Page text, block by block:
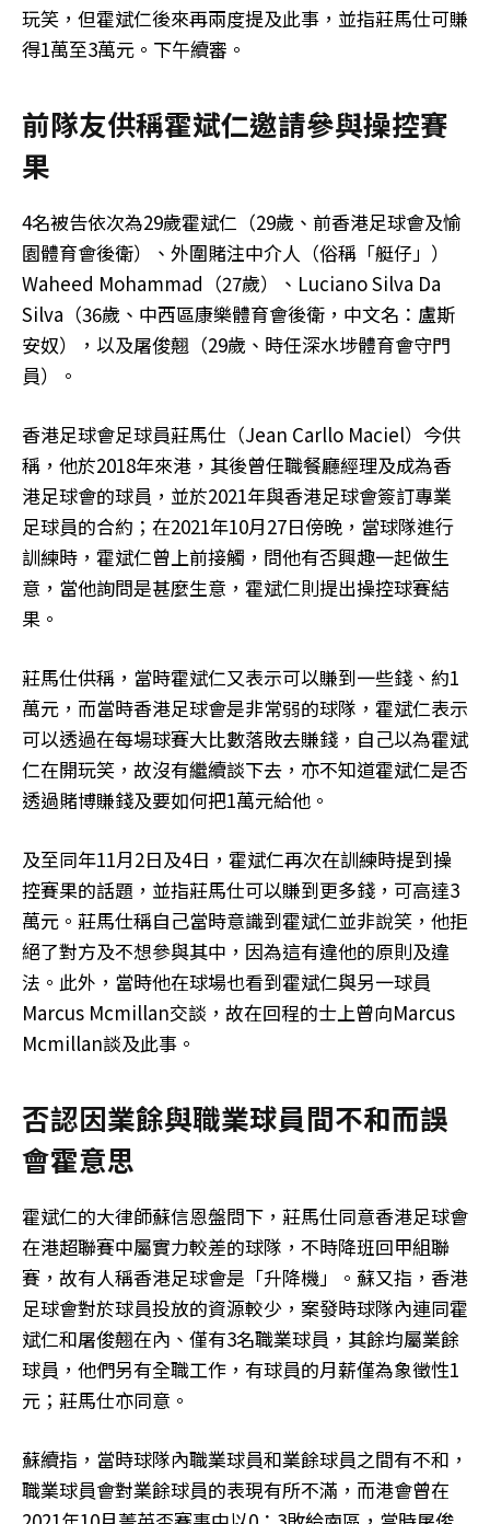
玩笑，但霍斌仁後來再兩度提及此事，並指莊馬仕可賺
得1萬至3萬元。下午續審。
前隊友供稱霍斌仁邀請參與操控賽
果
4名被告依次為29歲霍斌仁（29歲、前香港足球會及愉
園體育會後衛）、外圍賭注中介人（俗稱「艇仔」）
Waheed Mohammad（27歲）、Luciano Silva Da
Silva（36歲、中西區康樂體育會後衛，中文名：盧斯
安奴），以及屠俊翹（29歲、時任深水埗體育會守門
員）。
香港足球會足球員莊馬仕（Jean Carllo Maciel）今供
稱，他於2018年來港，其後曾任職餐廳經理及成為香
港足球會的球員，並於2021年與香港足球會簽訂專業
足球員的合約；在2021年10月27日傍晚，當球隊進行
訓練時，霍斌仁曾上前接觸，問他有否興趣一起做生
意，當他詢問是甚麼生意，霍斌仁則提出操控球賽結
果。
莊馬仕供稱，當時霍斌仁又表示可以賺到一些錢、約1
萬元，而當時香港足球會是非常弱的球隊，霍斌仁表示
可以透過在每場球賽大比數落敗去賺錢，自己以為霍斌
仁在開玩笑，故沒有繼續談下去，亦不知道霍斌仁是否
透過賭博賺錢及要如何把1萬元給他。
及至同年11月2日及4日，霍斌仁再次在訓練時提到操
控賽果的話題，並指莊馬仕可以賺到更多錢，可高達3
萬元。莊馬仕稱自己當時意識到霍斌仁並非說笑，他拒
絕了對方及不想參與其中，因為這有違他的原則及違
法。此外，當時他在球場也看到霍斌仁與另一球員
Marcus Mcmillan交談，故在回程的士上曾向Marcus
Mcmillan談及此事。
否認因業餘與職業球員間不和而誤
會霍意思
霍斌仁的大律師蘇信恩盤問下，莊馬仕同意香港足球會
在港超聯賽中屬實力較差的球隊，不時降班回甲組聯
賽，故有人稱香港足球會是「升降機」。蘇又指，香港
足球會對於球員投放的資源較少，案發時球隊內連同霍
斌仁和屠俊翹在內、僅有3名職業球員，其餘均屬業餘
球員，他們另有全職工作，有球員的月薪僅為象徵性1
元；莊馬仕亦同意。
蘇續指，當時球隊內職業球員和業餘球員之間有不和，
職業球員會對業餘球員的表現有所不滿，而港會曾在